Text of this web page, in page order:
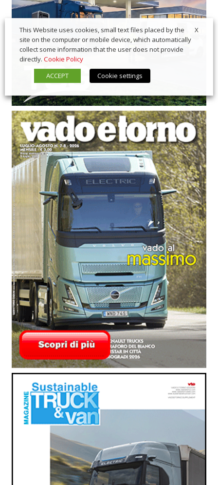
X
This Website uses cookies, small text files placed by the
site on the computer or mobile device, which automatically
collect some information that the user does not provide
directly. Cookie Policy
ACCEPT
Cookie settings